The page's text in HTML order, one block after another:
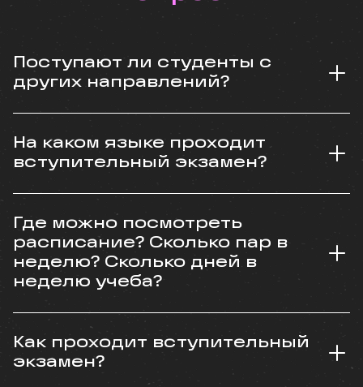
Поступают ли студенты с
других направлений?
На каком языке проходит
вступительный экзамен?
Где можно посмотреть
расписание? Сколько пар в
неделю? Сколько дней в
неделю учеба?
Как проходит вступительный
экзамен?